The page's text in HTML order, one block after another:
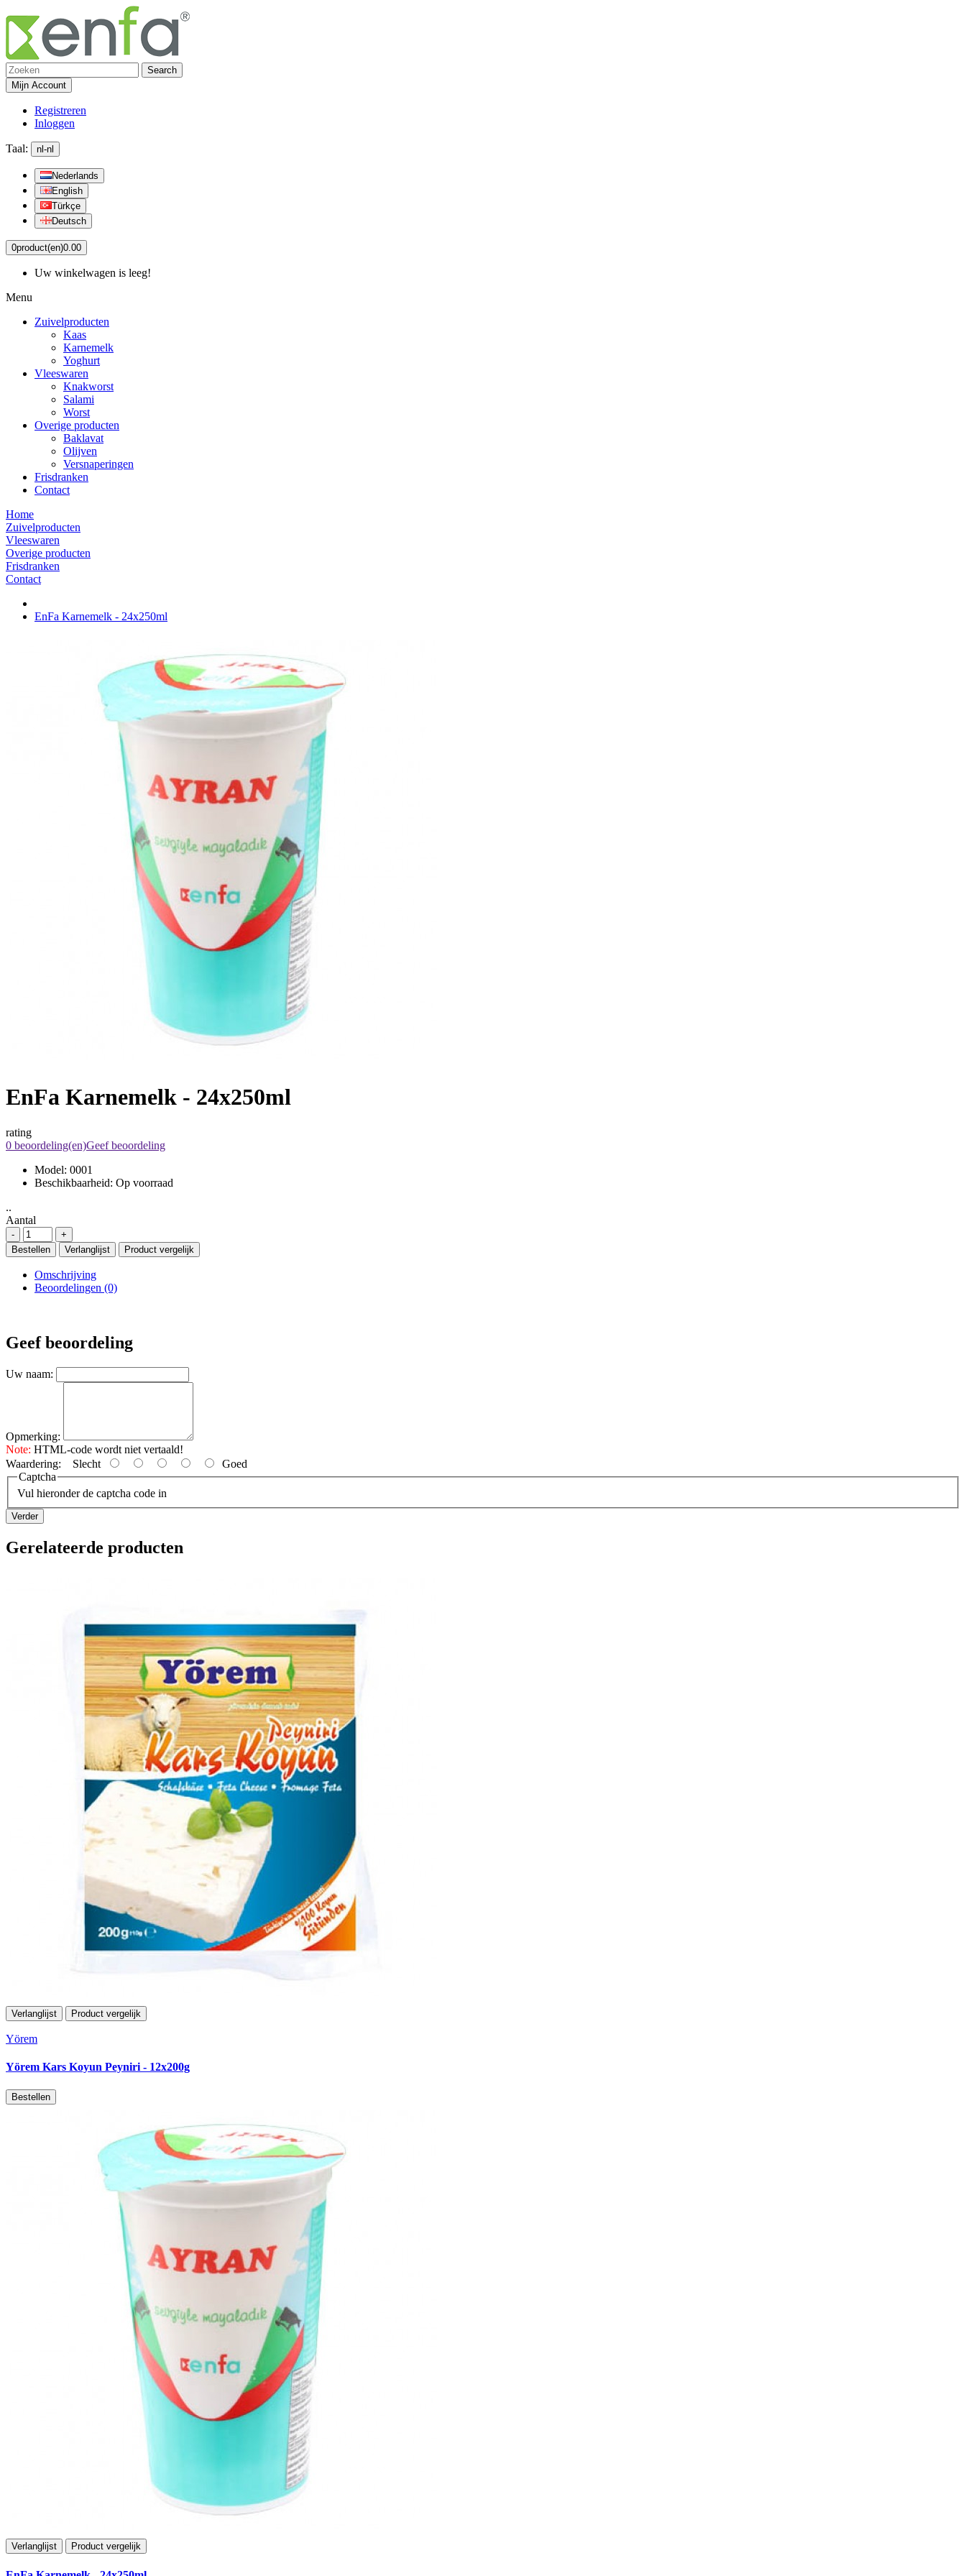
Search
Mijn Account
Registreren
Inloggen
Taal: nl-nl
Nederlands
English
Türkçe
Deutsch
0product(en)0.00
Uw winkelwagen is leeg!
Menu
Zuivelproducten
Kaas
Karnemelk
Yoghurt
Vleeswaren
Knakworst
Salami
Worst
Overige producten
Baklavat
Olijven
Versnaperingen
Frisdranken
Contact
Home
Zuivelproducten
Vleeswaren
Overige producten
Frisdranken
Contact
EnFa Karnemelk - 24x250ml
EnFa Karnemelk - 24x250ml
rating
0 beoordeling(en)Geef beoordeling
Model: 0001
Beschikbaarheid: Op voorraad
..
Aantal
Bestellen Verlanglijst Product vergelijk
Omschrijving
Beoordelingen (0)
Geef beoordeling
Uw naam:
Opmerking:
Note: HTML-code wordt niet vertaald!
Waardering: Slecht
Goed
Captcha
Vul hieronder de captcha code in
Verder
Gerelateerde producten
Verlanglijst Product vergelijk
Yörem
Yörem Kars Koyun Peyniri - 12x200g
Bestellen
Verlanglijst Product vergelijk